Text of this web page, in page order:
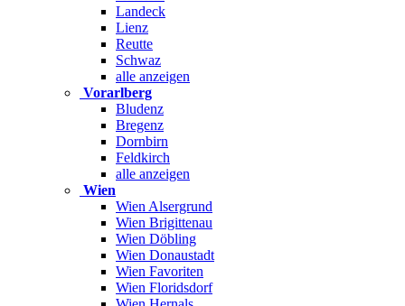
Landeck
Lienz
Reutte
Schwaz
alle anzeigen
Vorarlberg
Bludenz
Bregenz
Dornbirn
Feldkirch
alle anzeigen
Wien
Wien Alsergrund
Wien Brigittenau
Wien Döbling
Wien Donaustadt
Wien Favoriten
Wien Floridsdorf